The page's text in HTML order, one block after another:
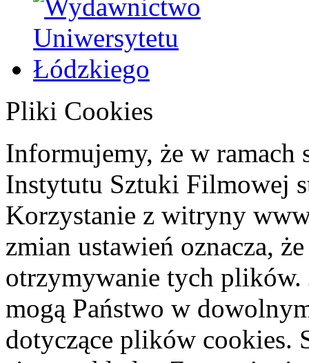
Pliki Cookies
Informujemy, że w ramach
Instytutu Sztuki Filmowej
Korzystanie z witryny
zmian ustawień oznacza,
otrzymywanie tych plików.
mogą Państwo w
dotyczące plików cookies.